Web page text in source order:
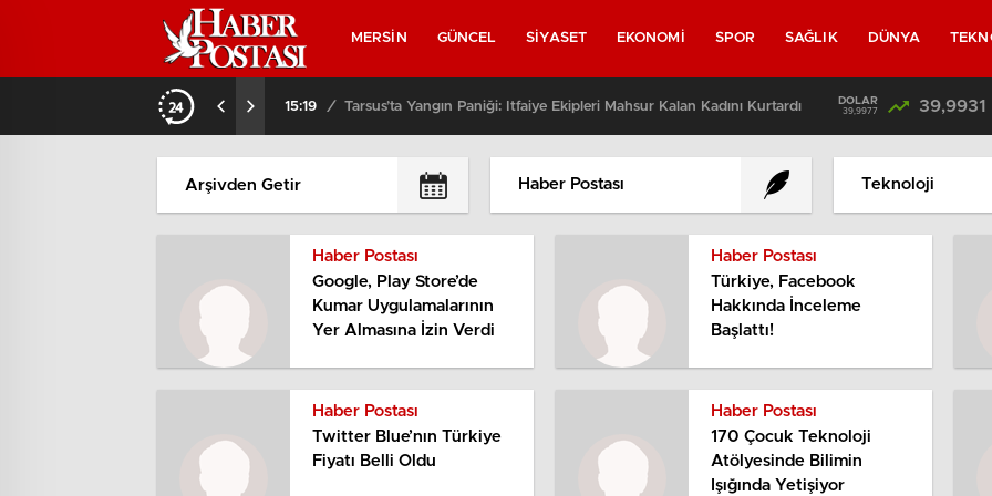
MERSİN GÜNCEL SİYASET EKONOMİ SPOR SAĞLIK DÜNYA
15:19 / Tarsus’ta Yangın Paniği: İtfaiye Ekipleri Mahsur Kalan Kadını Kurtardı DOLAR
39,9977 39,9931
Haber Postası Teknoloji
Haber Postası
Google, Play Store’de
Kumar Uygulamalarının
Yer Almasına İzin Verdi
Haber Postası
Türkiye, Facebook
Hakkında İnceleme
Başlattı!
Haber Postası
Twitter Blue’nın Türkiye
Fiyatı Belli Oldu
Haber Postası
170 Çocuk Teknoloji
Atölyesinde Bilimin
Işığında Yetişiyor